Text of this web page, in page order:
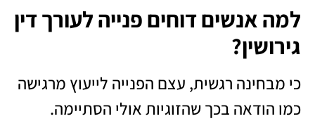
למה אנשים דוחים פנייה לעורך דין
גירושין?
כי מבחינה רגשית, עצם הפנייה לייעוץ מרגישה
כמו הודאה בכך שהזוגיות אולי הסתיימה.